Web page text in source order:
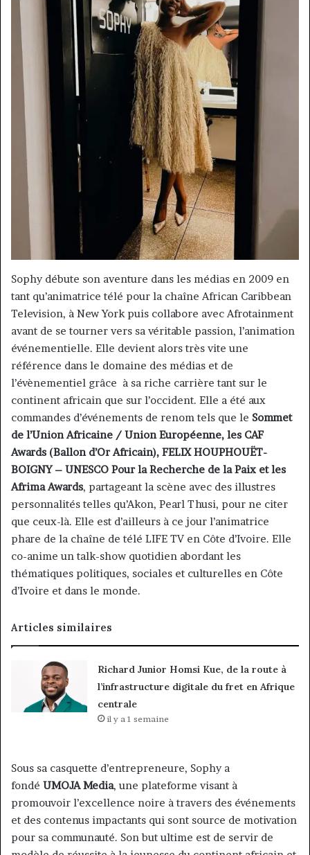
Sophy débute son aventure dans les médias en 2009 en
tant qu’animatrice télé pour la chaîne African Caribbean
Television, à New York puis collabore avec Afrotainment
avant de se tourner vers sa véritable passion, l’animation
événementielle. Elle devient alors très vite une
référence dans le domaine des médias et de
l’évènementiel grâce à sa riche carrière tant sur le
continent africain que sur l’occident. Elle a été aux
commandes d’événements de renom tels que le Sommet
de l’Union Africaine / Union Européenne, les CAF
Awards (Ballon d’Or Africain), FELIX HOUPHOUËT-
BOIGNY – UNESCO Pour la Recherche de la Paix et les
Afrima Awards, partageant la scène avec des illustres
personnalités telles qu’Akon, Pearl Thusi, pour ne citer
que ceux-là. Elle est d’ailleurs à ce jour l’animatrice
phare de la chaîne de télé LIFE TV en Côte d’Ivoire. Elle
co-anime un talk-show quotidien abordant les
thématiques politiques, sociales et culturelles en Côte
d’Ivoire et dans le monde.
Articles similaires
Richard Junior Homsi Kue, de la route à
l’infrastructure digitale du fret en Afrique
centrale
il y a 1 semaine
Sous sa casquette d’entrepreneure, Sophy a
fondé UMOJA Media, une plateforme visant à
promouvoir l’excellence noire à travers des événements
et des contenus impactants qui sont source de motivation
pour sa communauté. Son but ultime est de servir de